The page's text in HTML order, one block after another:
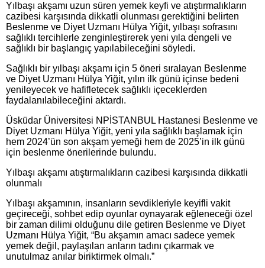
Yılbaşı akşamı uzun süren yemek keyfi ve atıştırmalıkların
cazibesi karşısında dikkatli olunması gerektiğini belirten
Beslenme ve Diyet Uzmanı Hülya Yiğit, yılbaşı sofrasını
sağlıklı tercihlerle zenginleştirerek yeni yıla dengeli ve
sağlıklı bir başlangıç yapılabileceğini söyledi.
Sağlıklı bir yılbaşı akşamı için 5 öneri sıralayan Beslenme
ve Diyet Uzmanı Hülya Yiğit, yılın ilk günü içinse bedeni
yenileyecek ve hafifletecek sağlıklı içeceklerden
faydalanılabileceğini aktardı.
Üsküdar Üniversitesi NPİSTANBUL Hastanesi Beslenme ve
Diyet Uzmanı Hülya Yiğit, yeni yıla sağlıklı başlamak için
hem 2024’ün son akşam yemeği hem de 2025’in ilk günü
için beslenme önerilerinde bulundu.
Yılbaşı akşamı atıştırmalıkların cazibesi karşısında dikkatli
olunmalı
Yılbaşı akşamının, insanların sevdikleriyle keyifli vakit
geçireceği, sohbet edip oyunlar oynayarak eğleneceği özel
bir zaman dilimi olduğunu dile getiren Beslenme ve Diyet
Uzmanı Hülya Yiğit, “Bu akşamın amacı sadece yemek
yemek değil, paylaşılan anların tadını çıkarmak ve
unutulmaz anılar biriktirmek olmalı.”